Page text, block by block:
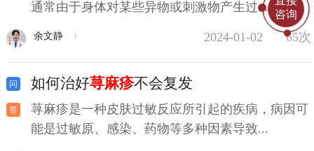
通常由于身体对某些异物或刺激物产生过...
余文静 2024-01-02 65次
如何治好荨麻疹不会复发
荨麻疹是一种皮肤过敏反应所引起的疾病，病因可
能是过敏原、感染、药物等多种因素导致...
咨询